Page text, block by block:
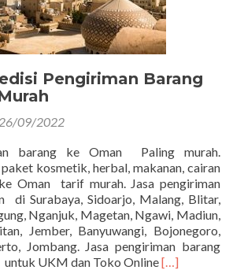
Pengiriman Barang
26/09/2022
barang ke Oman Paling murah.
kosmetik, herbal, makanan, cairan
Oman tarif murah. Jasa pengiriman
di Surabaya, Sidoarjo, Malang, Blitar,
Nganjuk, Magetan, Ngawi, Madiun,
Jember, Banyuwangi, Bojonegoro,
Jombang. Jasa pengiriman barang
untuk UKM dan Toko OnlineRead
[…]